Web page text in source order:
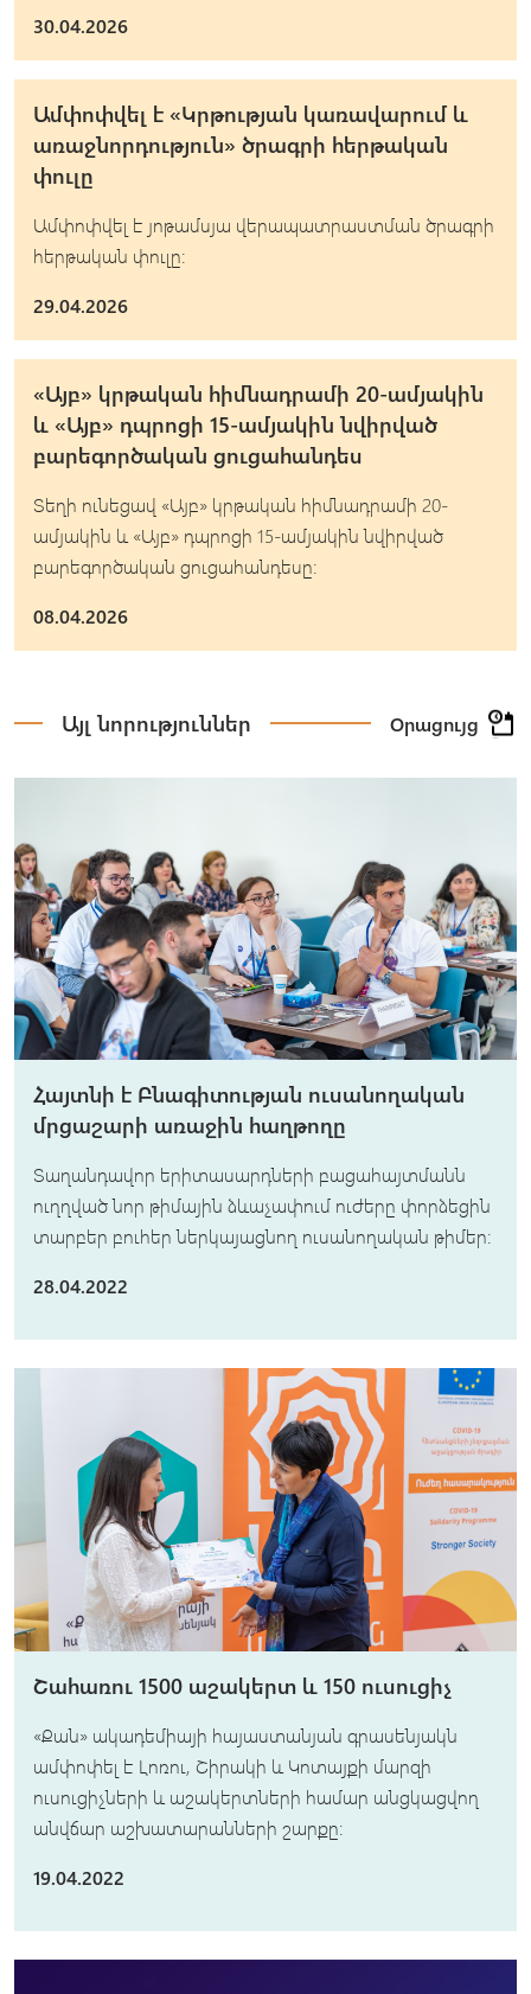
30.04.2026
Ամփոփվել է «Կրթության կառավարում և
առաջնորդություն» ծրագրի հերթական
փուլը
Ամփոփվել է յոթամսյա վերապատրաստման ծրագրի
հերթական փուլը։
29.04.2026
«Այբ» կրթական հիմնադրամի 20-ամյակին
և «Այբ» դպրոցի 15-ամյակին նվիրված
բարեգործական ցուցահանդես
Տեղի ունեցավ «Այբ» կրթական հիմնադրամի 20-
ամյակին և «Այբ» դպրոցի 15-ամյակին նվիրված
բարեգործական ցուցահանդեսը։
08.04.2026
Այլ նորություններ Օրացույց
Հայտնի է Բնագիտության ուսանողական
մրցաշարի առաջին հաղթողը
Տաղանդավոր երիտասարդների բացահայտմանն
ուղղված նոր թիմային ձևաչափում ուժերը փորձեցին
տարբեր բուհեր ներկայացնող ուսանողական թիմեր։
28.04.2022
Շահառու 1500 աշակերտ և 150 ուսուցիչ
«Քան» ակադեմիայի հայաստանյան գրասենյակն
ամփոփել է Լոռու, Շիրակի և Կոտայքի մարզի
ուսուցիչների և աշակերտների համար անցկացվող
անվճար աշխատարանների շարքը։
19.04.2022